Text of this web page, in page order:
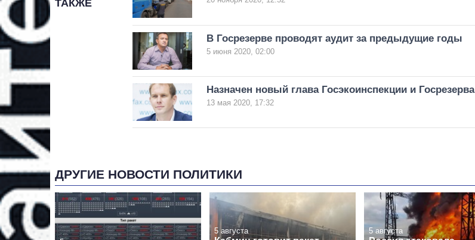
ТАКЖЕ
В Госрезерве проводят аудит за предыдущие годы
5 июня 2020, 02:00
Назначен новый глава Госэкоинспекции и Госрезерва
13 мая 2020, 17:32
ДРУГИЕ НОВОСТИ ПОЛИТИКИ
5 августа 5 августа